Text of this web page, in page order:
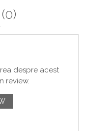
(0)
despre acest
review.